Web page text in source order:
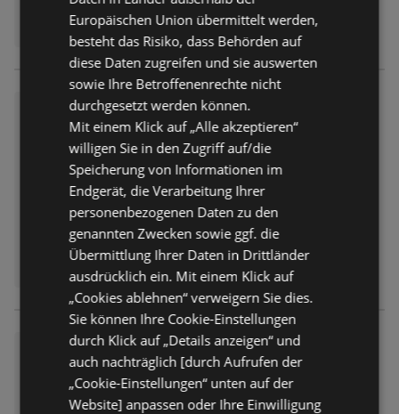
Wochenangebote
Prospekt nicht mehr gültig
Abgelaufen am: 01.08.2026
Wochenangebote
nicht mehr gültig
Abgelaufen am: 01.08.2026
Europäischen Union übermittelt werden,
besteht das Risiko, dass Behörden auf
diese Daten zugreifen und sie auswerten
sowie Ihre Betroffenenrechte nicht
durchgesetzt werden können.
Mit einem Klick auf „Alle akzeptieren“
willigen Sie in den Zugriff auf/die
Speicherung von Informationen im
Endgerät, die Verarbeitung Ihrer
personenbezogenen Daten zu den
genannten Zwecken sowie ggf. die
Übermittlung Ihrer Daten in Drittländer
ausdrücklich ein. Mit einem Klick auf
„Cookies ablehnen“ verweigern Sie dies.
Sie können Ihre Cookie-Einstellungen
durch Klick auf „Details anzeigen“ und
auch nachträglich [durch Aufrufen der
„Cookie-Einstellungen“ unten auf der
Website] anpassen oder Ihre Einwilligung